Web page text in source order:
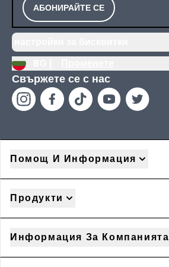
АБОНИРАЙТЕ СЕ
Свържете се с нас
Помощ И Информация
Продукти
Информация За Компанията